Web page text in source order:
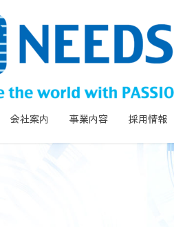
会社案内 事業内容 採用情報